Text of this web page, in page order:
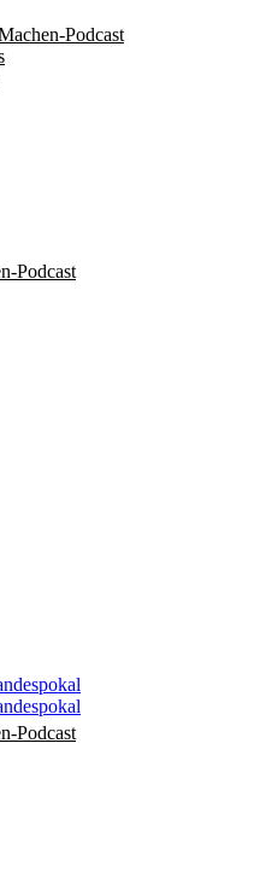
Podcast
Podcast
Podcast